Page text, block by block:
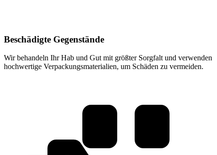
Beschädigte Gegenstände
Wir behandeln Ihr Hab und Gut mit größter Sorgfalt und verwenden
hochwertige Verpackungsmaterialien, um Schäden zu vermeiden.